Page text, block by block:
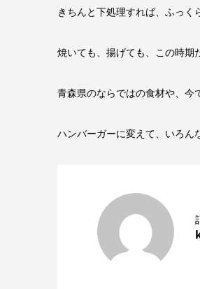
きちんと下処理すれば、ふっく
焼いても、揚げても、この時期
青森県のならではの食材や、今
ハンバーガーに変えて、いろん